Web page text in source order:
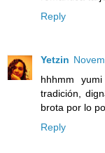
Reply
Yetzin
hhhmm
tradición,
brota por lo
Reply